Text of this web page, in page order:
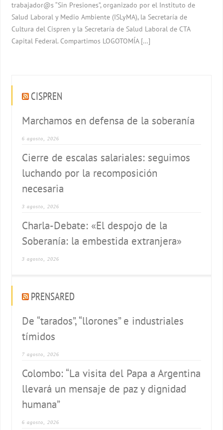
trabajador@s “Sin Presiones”, organizado por el Instituto de
Salud Laboral y Medio Ambiente (ISLyMA), la Secretaría de
Cultura del Cispren y la Secretaría de Salud Laboral de CTA
Capital Federal. Compartimos LOGOTOMÍA […]
CISPREN
Marchamos en defensa de la soberanía
6 agosto, 2026
Cierre de escalas salariales: seguimos
luchando por la recomposición
necesaria
3 agosto, 2026
Charla-Debate: «El despojo de la
Soberanía: la embestida extranjera»
3 agosto, 2026
PRENSARED
De “tarados”, “llorones” e industriales
tímidos
7 agosto, 2026
Colombo: “La visita del Papa a Argentina
llevará un mensaje de paz y dignidad
humana”
6 agosto, 2026